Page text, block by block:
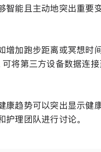
智能且主动地突出重要
增加跑步距离或冥想时
可将第三方设备数据连
康趋势可以突出显示健
护理团队进行讨论。